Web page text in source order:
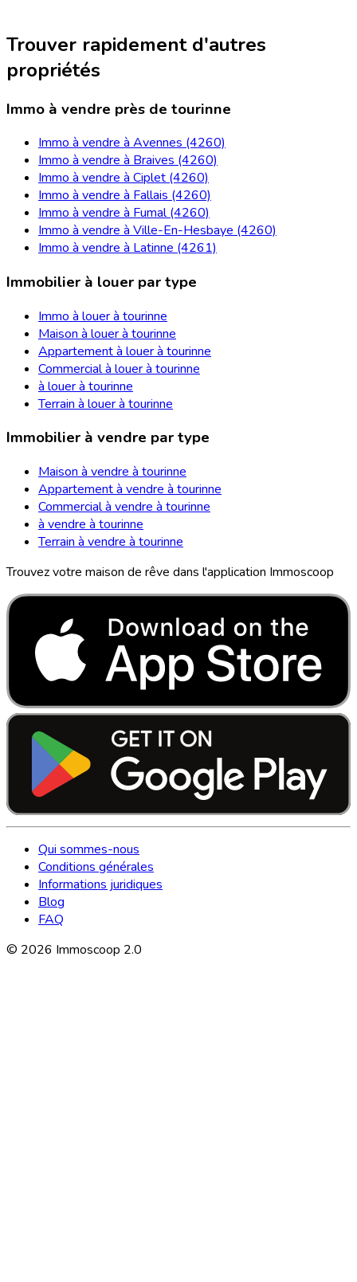
Trouver rapidement d'autres
propriétés
Immo à vendre près de tourinne
Immo à vendre à Avennes (4260)
Immo à vendre à Braives (4260)
Immo à vendre à Ciplet (4260)
Immo à vendre à Fallais (4260)
Immo à vendre à Fumal (4260)
Immo à vendre à Ville-En-Hesbaye (4260)
Immo à vendre à Latinne (4261)
Immobilier à louer par type
Immo à louer à tourinne
Maison à louer à tourinne
Appartement à louer à tourinne
Commercial à louer à tourinne
à louer à tourinne
Terrain à louer à tourinne
Immobilier à vendre par type
Maison à vendre à tourinne
Appartement à vendre à tourinne
Commercial à vendre à tourinne
à vendre à tourinne
Terrain à vendre à tourinne
Trouvez votre maison de rêve dans l'application Immoscoop
Qui sommes-nous
Conditions générales
Informations juridiques
Blog
FAQ
© 2026 Immoscoop 2.0